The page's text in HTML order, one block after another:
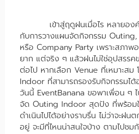
เข้าสู่ฤดูฝนเมื่อไร หลายองค์ก
กับการวางแผนจัดกิจกรรม
หรือ Company Party เพราะสภาพ
ยาก แต่จริง ๆ แล้วฝนไม่ใช่อุปสรร
ต่อไป หากเลือก Venue ที่เหมาะสม
Indoor ที่สามารถรองรับกิจกรรมไ
วันนี้ EventBanana ขอพาเพื่อน ๆ
จัด Outing Indoor สุดปัง ที่พร้อม
ดำเนินไปได้อย่างราบรื่น ไม่ว่าจะฝน
อยู่ จะมีที่ไหนน่าสนใจบ้าง ตามไปชม